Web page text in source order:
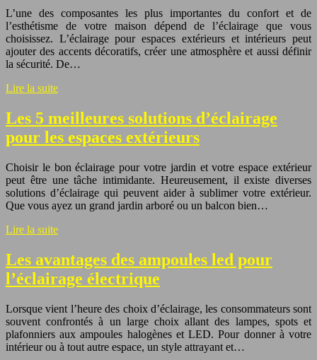
L’une des composantes les plus importantes du confort et de
l’esthétisme de votre maison dépend de l’éclairage que vous
choisissez. L’éclairage pour espaces extérieurs et intérieurs peut
ajouter des accents décoratifs, créer une atmosphère et aussi définir
la sécurité. De…
Lire la suite
Les 5 meilleures solutions d’éclairage
pour les espaces extérieurs
Choisir le bon éclairage pour votre jardin et votre espace extérieur
peut être une tâche intimidante. Heureusement, il existe diverses
solutions d’éclairage qui peuvent aider à sublimer votre extérieur.
Que vous ayez un grand jardin arboré ou un balcon bien…
Lire la suite
Les avantages des ampoules led pour
l’éclairage électrique
Lorsque vient l’heure des choix d’éclairage, les consommateurs sont
souvent confrontés à un large choix allant des lampes, spots et
plafonniers aux ampoules halogènes et LED. Pour donner à votre
intérieur ou à tout autre espace, un style attrayant et…